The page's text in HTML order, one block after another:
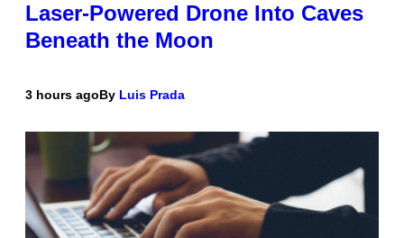
Laser-Powered Drone Into Caves
Beneath the Moon
3 hours agoBy Luis Prada